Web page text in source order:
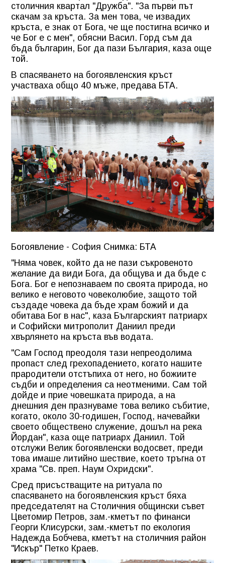
столичния квартал "Дружба". "За първи път
скачам за кръста. За мен това, че извадих
кръста, е знак от Бога, че ще постигна всичко и
че Бог е с мен", обясни Васил. Горд съм да
бъда българин, Бог да пази България, каза още
той.
В спасяването на богоявленския кръст
участваха общо 40 мъже, предава БТА.
Богоявление - София Снимка: БТА
"Няма човек, който да не пази съкровеното
желание да види Бога, да общува и да бъде с
Бога. Бог е непознаваем по своята природа, но
велико е неговото човеколюбие, защото той
създаде човека да бъде храм божий и да
обитава Бог в нас", каза Българският патриарх
и Софийски митрополит Даниил преди
хвърлянето на кръста във водата.
"Сам Господ преодоля тази непреодолима
пропаст след грехопадението, когато нашите
прародители отстъпиха от него, но божиите
съдби и определения са неотменими. Сам той
дойде и прие човешката природа, а на
днешния ден празнуваме това велико събитие,
когато, около 30-годишен, Господ, начевайки
своето обществено служение, дошъл на река
Йордан", каза още патриарх Даниил. Той
отслужи Велик богоявленски водосвет, преди
това имаше литийно шествие, което тръгна от
храма "Св. преп. Наум Охридски".
Сред присъстващите на ритуала по
спасяването на богоявленския кръст бяха
председателят на Столичния общински съвет
Цветомир Петров, зам.-кметът по финанси
Георги Клисурски, зам.-кметът по екология
Надежда Бобчева, кметът на столичния район
"Искър" Петко Краев.